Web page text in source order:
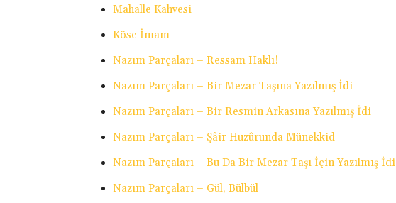
Mahalle Kahvesi
Köse İmam
Nazım Parçaları – Ressam Haklı!
Nazım Parçaları – Bir Mezar Taşına Yazılmış İdi
Nazım Parçaları – Bir Resmin Arkasına Yazılmış İdi
Nazım Parçaları – Şâir Huzûrunda Münekkid
Nazım Parçaları – Bu Da Bir Mezar Taşı İçin Yazılmış İdi
Nazım Parçaları – Gül, Bülbül